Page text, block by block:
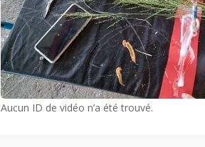
Aucun ID de vidéo n’a été trouvé.